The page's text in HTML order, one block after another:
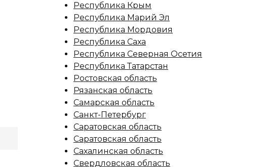
Республика Крым
Республика Марий Эл
Республика Мордовия
Республика Саха
Республика Северная Осетия
Республика Татарстан
Ростовская область
Рязанская область
Самарская область
Санкт-Петербург
Саратовская область
Саратовская область
Сахалинская область
Свердловская область